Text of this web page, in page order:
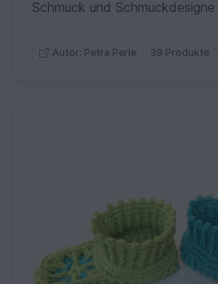
Autor: Petra Perle 39 Produkte